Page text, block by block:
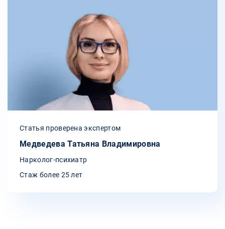
Статья проверена экспертом
Медведева Татьяна Владимировна
Нарколог-психиатр
Стаж более 25 лет